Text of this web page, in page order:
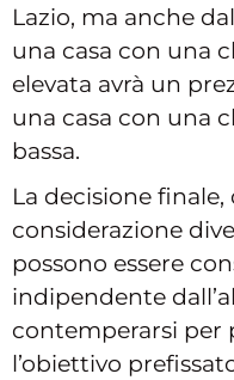
Lazio, ma anche
una casa con una
elevata avrà un
una casa con una
bassa.
La decisione
considerazione
possono essere
indipendente
contemperarsi per
l’obiettivo